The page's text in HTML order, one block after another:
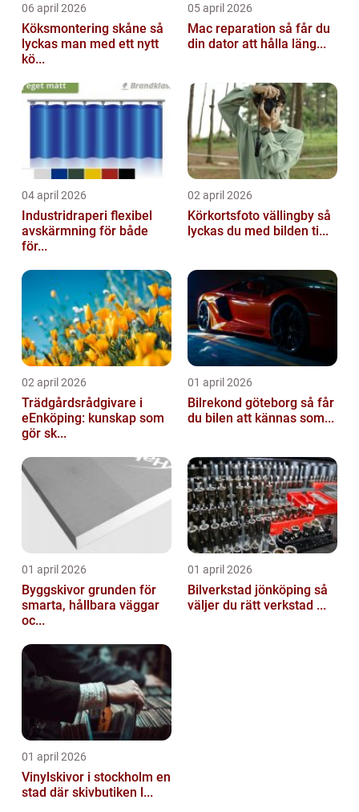
06 april 2026
Köksmontering skåne så
lyckas man med ett nytt
kö...
05 april 2026
Mac reparation så får du
din dator att hålla läng...
04 april 2026
Industridraperi flexibel
avskärmning för både
för...
02 april 2026
Körkortsfoto vällingby så
lyckas du med bilden ti...
02 april 2026
Trädgårdsrådgivare i
eEnköping: kunskap som
gör sk...
01 april 2026
Bilrekond göteborg så får
du bilen att kännas som...
01 april 2026
Byggskivor grunden för
smarta, hållbara väggar
oc...
01 april 2026
Bilverkstad jönköping så
väljer du rätt verkstad ...
01 april 2026
Vinylskivor i stockholm en
stad där skivbutiken l...